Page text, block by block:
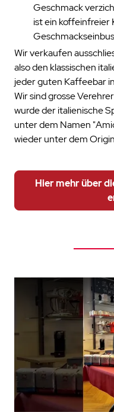
Geschmack
ist ein koffeinfreier
Wir verkaufen
also den klassischen
jeder guten Kaffeebar
Wir sind grosse
wurde der italienische
unter dem Namen
wieder unter dem
Hier mehr über